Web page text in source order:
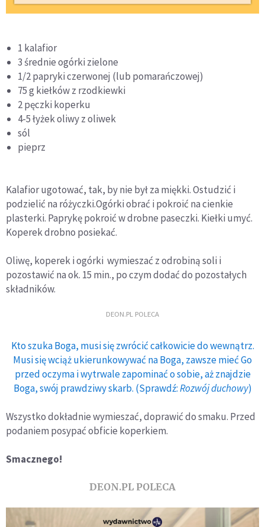
1 kalafior
3 średnie ogórki zielone
1/2 papryki czerwonej (lub pomarańczowej)
75 g kiełków z rzodkiewki
2 pęczki koperku
4-5 łyżek oliwy z oliwek
sól
pieprz
Kalafior ugotować, tak, by nie był za miękki. Ostudzić i
podzielić na różyczki.Ogórki obrać i pokroić na cienkie
plasterki. Paprykę pokroić w drobne paseczki. Kiełki umyć.
Koperek drobno posiekać.
Oliwę, koperek i ogórki wymieszać z odrobiną soli i
pozostawić na ok. 15 min., po czym dodać do pozostałych
składników.
DEON.PL POLECA
Kto szuka Boga, musi się zwrócić całkowicie do wewnątrz.
Musi się wciąż ukierunkowywać na Boga, zawsze mieć Go
przed oczyma i wytrwale zapominać o sobie, aż znajdzie
Boga, swój prawdziwy skarb. (Sprawdź:Rozwój duchowy)
Wszystko dokładnie wymieszać, doprawić do smaku. Przed
podaniem posypać obficie koperkiem.
Smacznego!
DEON.PL POLECA